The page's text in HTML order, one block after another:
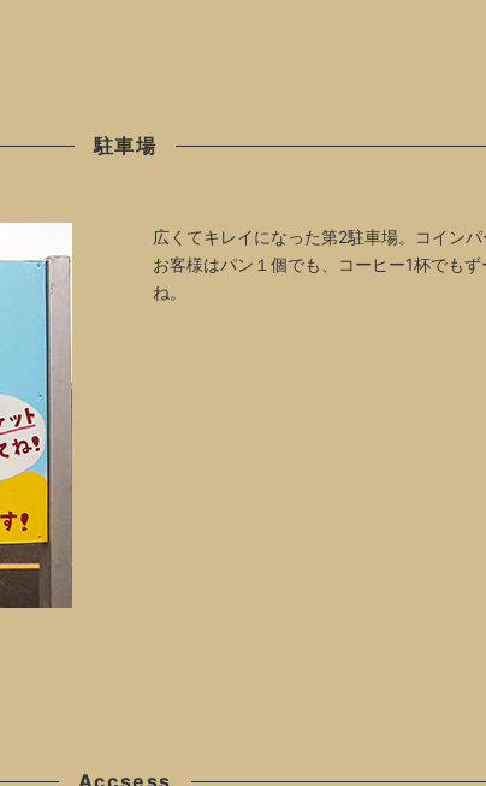
駐車場
広くてキレイになった第2駐車場。コイン
お客様はパン１個でも、コーヒー1杯でも
ね。